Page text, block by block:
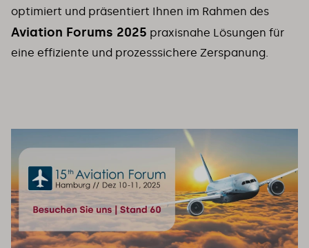
optimiert und präsentiert Ihnen im Rahmen des
Aviation Forums 2025 praxisnahe Lösungen für
eine effiziente und prozesssichere Zerspanung.